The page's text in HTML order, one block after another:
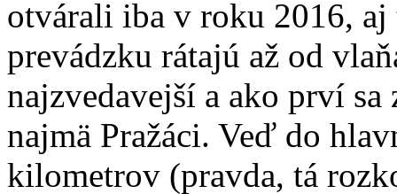
otvárali iba v roku 2016, aj
prevádzku rátajú až od
najzvedavejší a ako prví
najmä Pražáci. Veď do
kilometrov (pravda, tá